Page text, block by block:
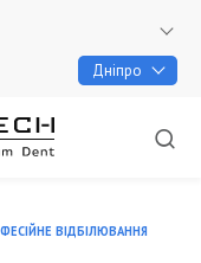
Дніпро
ВІДБІЛЮВАННЯ